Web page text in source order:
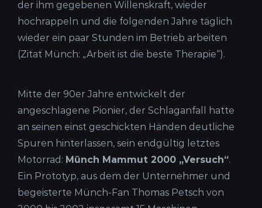
der ihm gegebenen Willenskraft, wieder
hochrappeln und die folgenden Jahre täglich
wieder ein paar Stunden im Betrieb arbeiten
(Zitat Münch: „Arbeit ist die beste Therapie“).
Mitte der 90er Jahre entwickelt der
angeschlagene Pionier, der Schlaganfall hatte
an seinen einst geschickten Händen deutliche
Spuren hinterlassen, sein endgültig letztes
Motorrad: Münch Mammut 2000 „Versuch“.
Ein Prototyp, aus dem der Unternehmer und
begeisterte Münch-Fan Thomas Petsch von
Impressum
Datenschutzerklärung